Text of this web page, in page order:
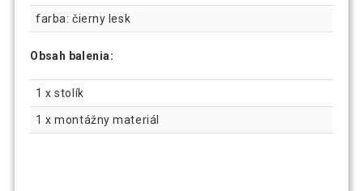
farba: čierny lesk
Obsah balenia:
1 x stolík
1 x montážny materiál